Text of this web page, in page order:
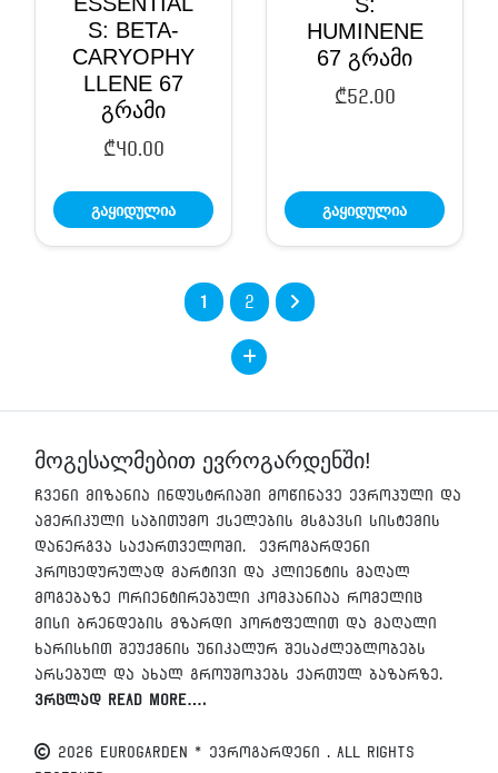
S: BETA-
CARYOPHY
LLENE 67
გრამი
₾40.00
გაყიდულია
HUMINENE
67 გრამი
₾52.00
გაყიდულია
1 2
მოგესალმებით ევროგარდენში!
ჩვენი მიზანია ინდუსტრიაში მოწინავე ევროპული და
ამერიკული საბითუმო ქსელების მსგავსი სისტემის
დანერგვა საქართველოში. ევროგარდენი
პროცედურულად მარტივი და კლიენტის მაღალ
მოგებაზე ორიენტირებული კომპანიაა რომელიც
მისი ბრენდების მზარდი პორტფელით და მაღალი
ხარისხით შეუქმნის უნიკალურ შესაძლებლობებს
არსებულ და ახალ გროუშოპებს ქართულ ბაზარზე.
ვრცლად Read More….
2026 EUROGARDEN * ევროგარდენი . All Rights